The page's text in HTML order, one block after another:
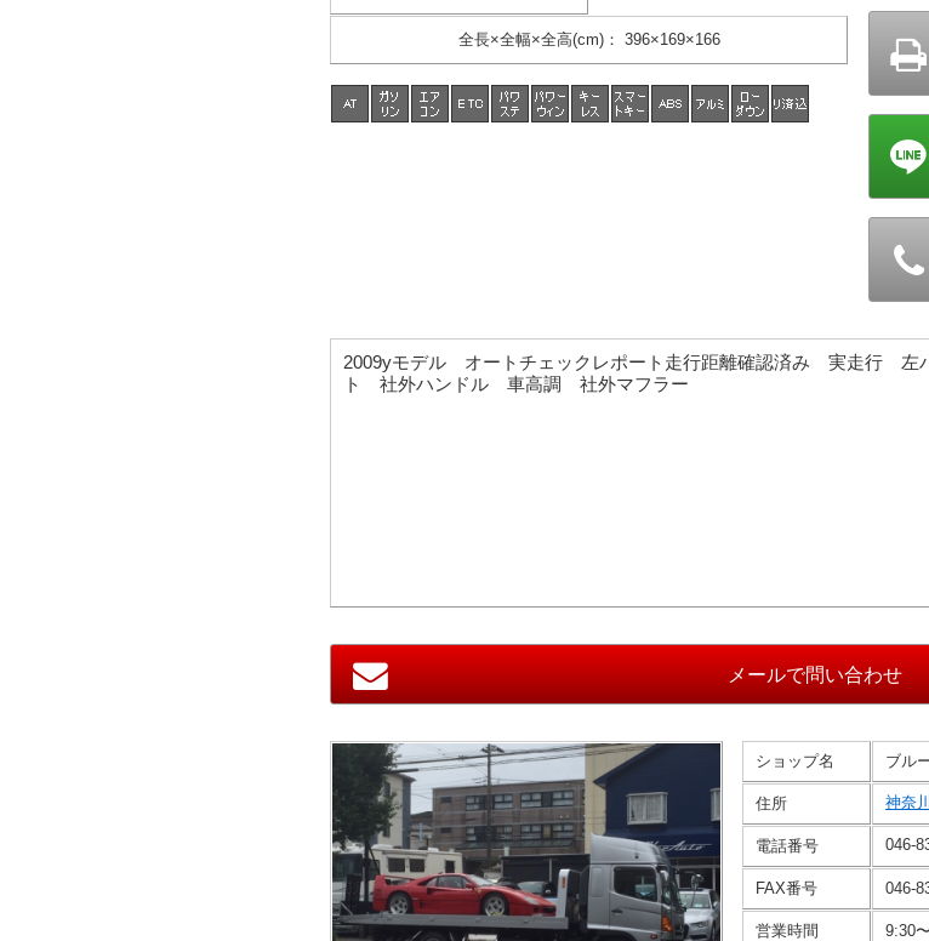
全長×全幅×全高(cm)： 396×169×166
2009yモデル オートチェックレポート走行距離確認済み 実走行 左
ト 社外ハンドル 車高調 社外マフラー
ショップ名 ブル
住所 神奈
電話番号 046-
FAX番号 046-
営業時間 9:30